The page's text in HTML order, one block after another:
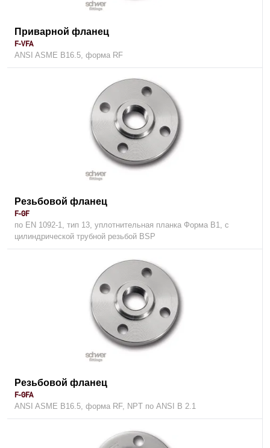
Приварной фланец
F-VFA
ANSI ASME B16.5, форма RF
Резьбовой фланец
F-GF
по EN 1092-1, тип 13, уплотнительная планка Форма В1, c
цилиндрической трубной резьбой BSP
Резьбовой фланец
F-GFA
ANSI ASME B16.5, форма RF, NPT по ANSI B 2.1